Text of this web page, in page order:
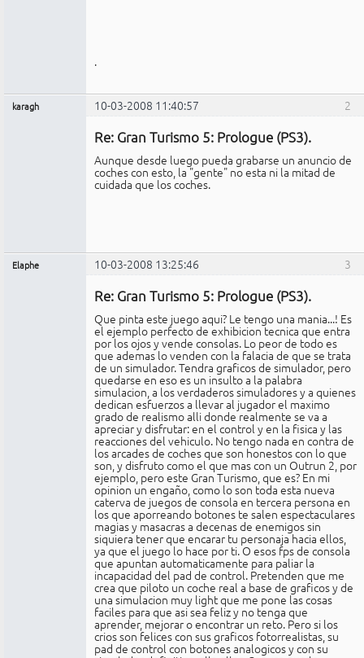
.
2
karagh 10-03-2008 11:40:57
Re: Gran Turismo 5: Prologue (PS3).
Aunque desde luego pueda grabarse un anuncio de
coches con esto, la "gente" no esta ni la mitad de
cuidada que los coches.
3
Elaphe 10-03-2008 13:25:46
Re: Gran Turismo 5: Prologue (PS3).
Que pinta este juego aqui? Le tengo una mania...! Es
el ejemplo perfecto de exhibicion tecnica que entra
por los ojos y vende consolas. Lo peor de todo es
que ademas lo venden con la falacia de que se trata
de un simulador. Tendra graficos de simulador, pero
quedarse en eso es un insulto a la palabra
simulacion, a los verdaderos simuladores y a quienes
dedican esfuerzos a llevar al jugador el maximo
grado de realismo alli donde realmente se va a
apreciar y disfrutar: en el control y en la fisica y las
reacciones del vehiculo. No tengo nada en contra de
los arcades de coches que son honestos con lo que
son, y disfruto como el que mas con un Outrun 2, por
ejemplo, pero este Gran Turismo, que es? En mi
opinion un engaño, como lo son toda esta nueva
caterva de juegos de consola en tercera persona en
los que aporreando botones te salen espectaculares
magias y masacras a decenas de enemigos sin
siquiera tener que encarar tu personaja hacia ellos,
ya que el juego lo hace por ti. O esos fps de consola
que apuntan automaticamente para paliar la
incapacidad del pad de control. Pretenden que me
crea que piloto un coche real a base de graficos y de
una simulacion muy light que me pone las cosas
faciles para que asi sea feliz y no tenga que
aprender, mejorar o encontrar un reto. Pero si los
crios son felices con sus graficos fotorrealistas, su
pad de control con botones analogicos y con su